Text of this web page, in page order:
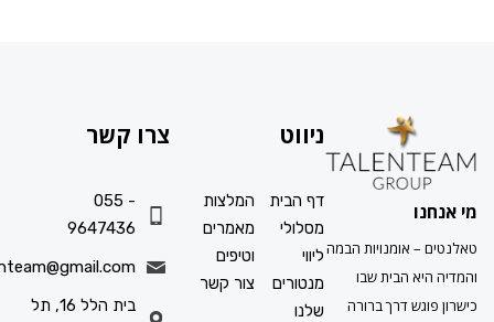
אומנויות הבמה
הבית שבו
דרך ברורה
ניווט
ליווי
מנטורים
שלנו
המלצות
מאמרים
וטיפים
צור קשר
צרו קשר
055 -
9647436
info.talenteam@gmail.com
בית הלל 16, תל